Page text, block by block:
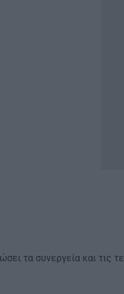
τα συνεργεία και τις